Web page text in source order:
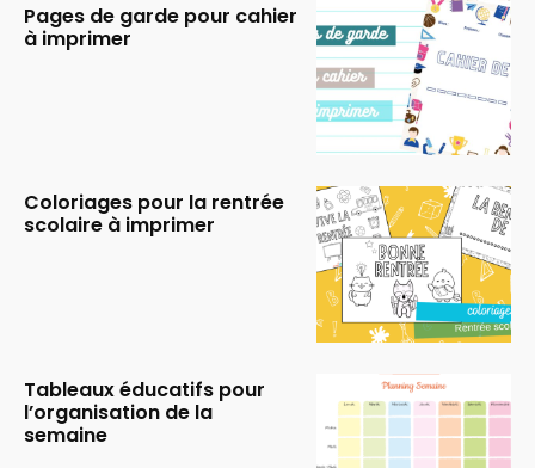
Pages de garde pour cahier
à imprimer
Coloriages pour la rentrée
scolaire à imprimer
Tableaux éducatifs pour
l’organisation de la
semaine